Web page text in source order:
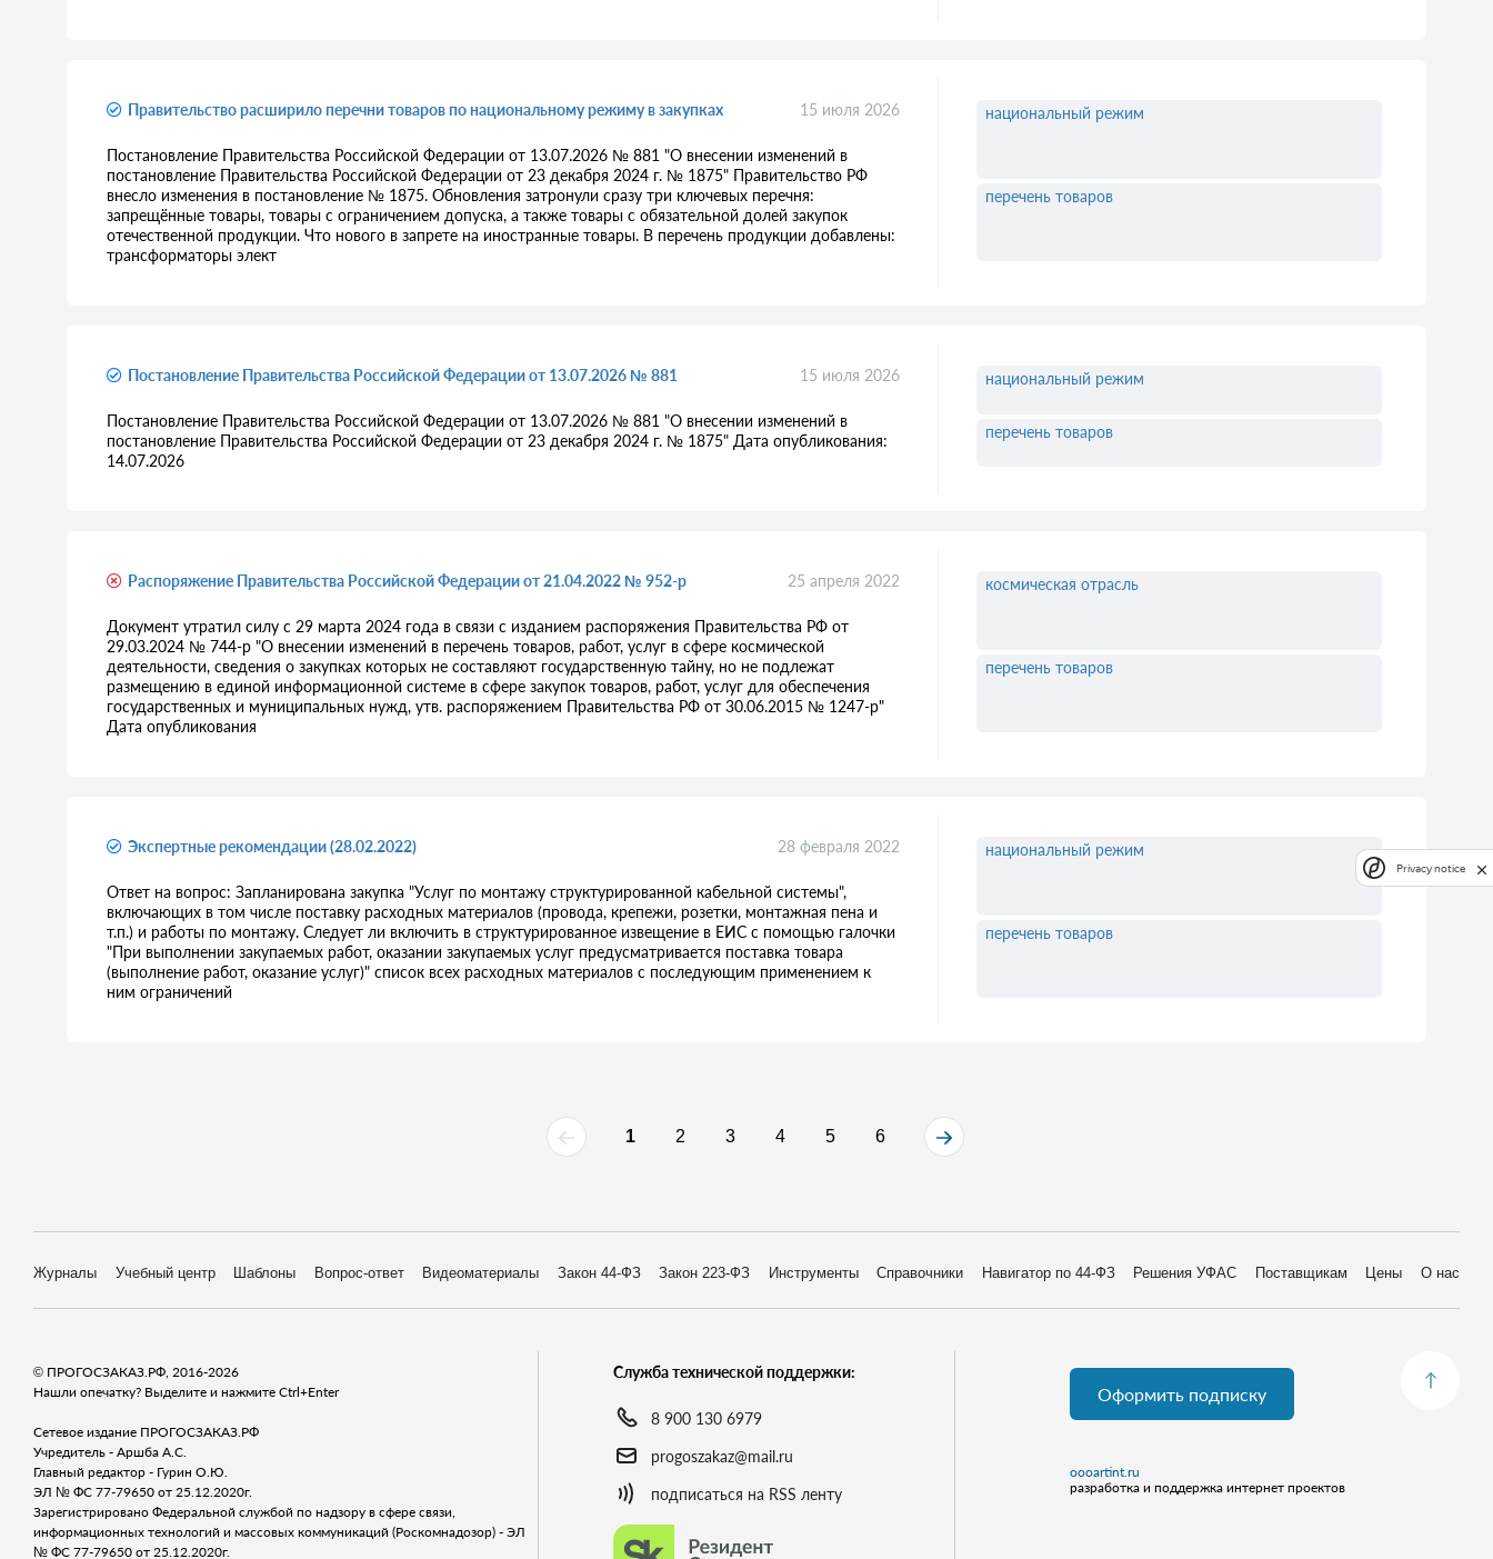
Правительство расширило перечни товаров по национальному режиму в закупках 15 июля 2026
Постановление Правительства Российской Федерации от 13.07.2026 № 881 "О внесении изменений в
постановление Правительства Российской Федерации от 23 декабря 2024 г. № 1875" Правительство РФ
внесло изменения в постановление № 1875. Обновления затронули сразу три ключевых перечня:
запрещённые товары, товары с ограничением допуска, а также товары с обязательной долей закупок
отечественной продукции. Что нового в запрете на иностранные товары. В перечень продукции добавлены:
трансформаторы элект
национальный режим
перечень товаров
Постановление Правительства Российской Федерации от 13.07.2026 № 881 15 июля 2026
Постановление Правительства Российской Федерации от 13.07.2026 № 881 "О внесении изменений в
постановление Правительства Российской Федерации от 23 декабря 2024 г. № 1875" Дата опубликования:
14.07.2026
национальный режим
перечень товаров
Распоряжение Правительства Российской Федерации от 21.04.2022 № 952-р 25 апреля 2022
Документ утратил силу с 29 марта 2024 года в связи с изданием распоряжения Правительства РФ от
29.03.2024 № 744-р "О внесении изменений в перечень товаров, работ, услуг в сфере космической
деятельности, сведения о закупках которых не составляют государственную тайну, но не подлежат
размещению в единой информационной системе в сфере закупок товаров, работ, услуг для обеспечения
государственных и муниципальных нужд, утв. распоряжением Правительства РФ от 30.06.2015 № 1247-р"
Дата опубликования
космическая отрасль
перечень товаров
Экспертные рекомендации (28.02.2022) 28 февраля 2022
Ответ на вопрос: Запланирована закупка "Услуг по монтажу структурированной кабельной системы",
включающих в том числе поставку расходных материалов (провода, крепежи, розетки, монтажная пена и
т.п.) и работы по монтажу. Следует ли включить в структурированное извещение в ЕИС с помощью галочки
"При выполнении закупаемых работ, оказании закупаемых услуг предусматривается поставка товара
(выполнение работ, оказание услуг)" список всех расходных материалов с последующим применением к
ним ограничений
национальный режим
перечень товаров
1 2 3 4 5 6
Журналы Учебный центр Шаблоны Вопрос-ответ Видеоматериалы Закон 44-ФЗ Закон 223-ФЗ Инструменты Справочники Навигатор по 44-ФЗ Решения УФАС Поставщикам Цены О нас
© ПРОГОСЗАКАЗ.РФ, 2016-2026
Нашли опечатку? Выделите и нажмите Ctrl+Enter
Сетевое издание ПРОГОСЗАКАЗ.РФ
Учредитель - Аршба А.С.
Главный редактор - Гурин О.Ю.
ЭЛ № ФС 77-79650 от 25.12.2020г.
Зарегистрировано Федеральной службой по надзору в сфере связи,
информационных технологий и массовых коммуникаций (Роскомнадозор) - ЭЛ
№ ФС 77-79650 от 25.12.2020г.
Служба технической поддержки:
8 900 130 6979
progoszakaz@mail.ru
подписаться на RSS ленту
Оформить подписку
oooartint.ru
разработка и поддержка интернет проектов
Privacy notice